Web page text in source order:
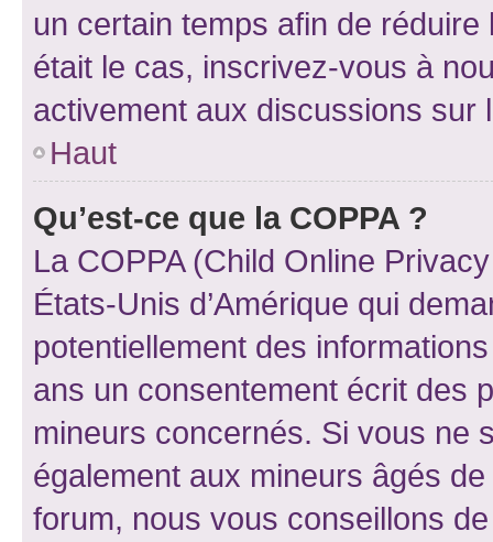
un certain temps afin de
était le cas, inscrivez-vous à
activement aux discussions sur
Haut
Qu’est-ce que la COPPA ?
La COPPA (Child Online
États-Unis d’Amérique qui
potentiellement des
ans un consentement écrit des
mineurs concernés. Si vous ne
également aux mineurs âgés
forum, nous vous conseillons